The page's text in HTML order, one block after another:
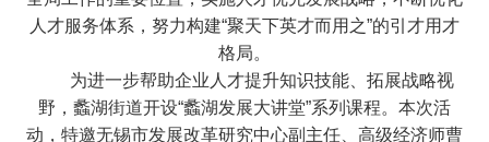
人才服务体系，努力构建“聚天下英才而用之”的引才用才
格局。
为进一步帮助企业人才提升知识技能、拓展战略视
野，蠡湖街道开设“蠡湖发展大讲堂”系列课程。本次活
动，特邀无锡市发展改革研究中心副主任、高级经济师曹